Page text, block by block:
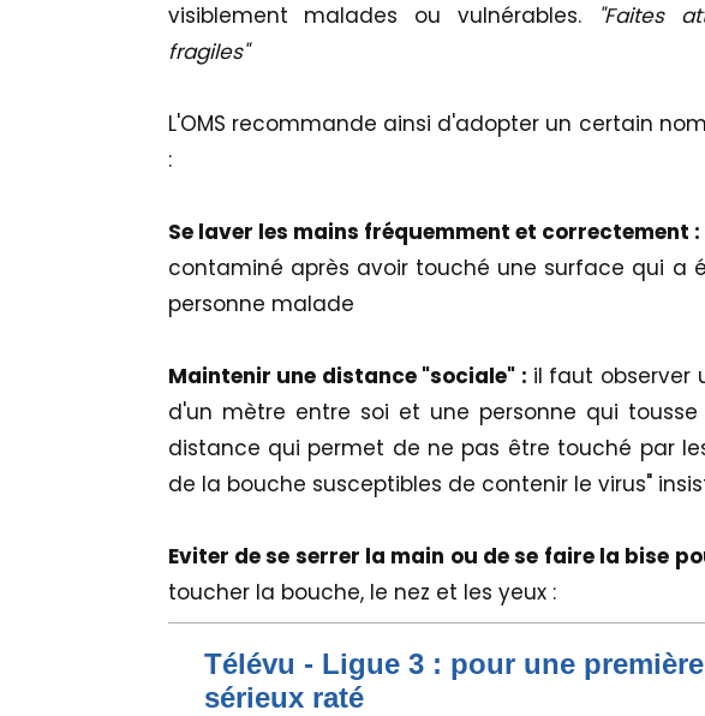
visiblement malades ou vulnérables.
"Faites
fragiles"
L'OMS recommande ainsi d'adopter un certain
:
Se laver les mains fréquemment et correctement :
contaminé après avoir touché une surface qui a
personne malade
Maintenir une distance "sociale" : il faut observer
d'un mètre entre soi et une personne qui
distance qui permet de ne pas être touché par
de la bouche susceptibles de contenir le virus"
Eviter de se serrer la main ou de se faire la bise
toucher la bouche, le nez et les yeux :
Télévu - Ligue 3 : pour une
sérieux raté